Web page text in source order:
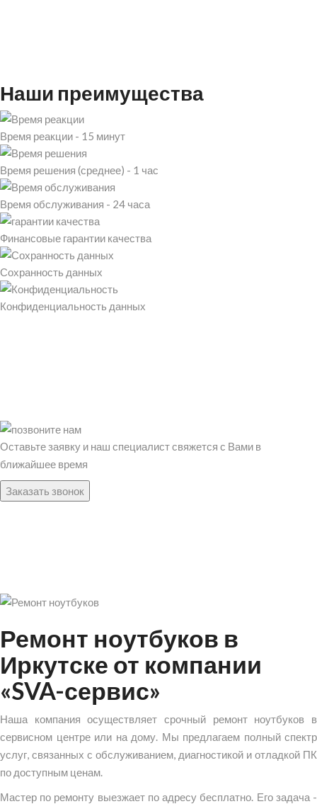
Наши преимущества
Время реакции - 15 минут
Время решения (среднее) - 1 час
Время обслуживания - 24 часа
Финансовые гарантии качества
Сохранность данных
Конфиденциальность данных
Оставьте заявку и наш специалист свяжется с Вами в
ближайшее время
Заказать звонок
Ремонт ноутбуков в
Иркутске от компании
«SVA-сервис»
Наша компания осуществляет срочный ремонт ноутбуков в
сервисном центре или на дому. Мы предлагаем полный спектр
услуг, связанных с обслуживанием, диагностикой и отладкой ПК
по доступным ценам.
Мастер по ремонту выезжает по адресу бесплатно. Его задача -